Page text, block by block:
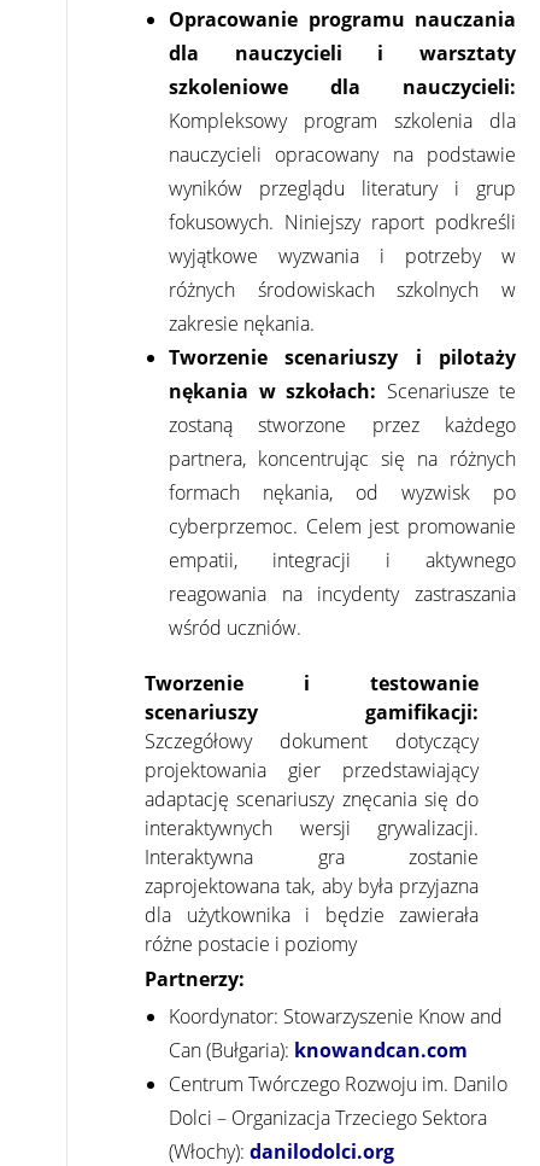
Opracowanie programu nauczania
dla nauczycieli i warsztaty
szkoleniowe dla nauczycieli:
Kompleksowy program szkolenia dla
nauczycieli opracowany na podstawie
wyników przeglądu literatury i grup
fokusowych. Niniejszy raport podkreśli
wyjątkowe wyzwania i potrzeby w
różnych środowiskach szkolnych w
zakresie nękania.
Tworzenie scenariuszy i pilotaży
nękania w szkołach: Scenariusze te
zostaną stworzone przez każdego
partnera, koncentrując się na różnych
formach nękania, od wyzwisk po
cyberprzemoc. Celem jest promowanie
empatii, integracji i aktywnego
reagowania na incydenty zastraszania
wśród uczniów.
Tworzenie i testowanie
scenariuszy gamifikacji:
Szczegółowy dokument dotyczący
projektowania gier przedstawiający
adaptację scenariuszy znęcania się do
interaktywnych wersji grywalizacji.
Interaktywna gra zostanie
zaprojektowana tak, aby była przyjazna
dla użytkownika i będzie zawierała
różne postacie i poziomy
Partnerzy:
Koordynator: Stowarzyszenie Know and
Can (Bułgaria): knowandcan.com
Centrum Twórczego Rozwoju im. Danilo
Dolci – Organizacja Trzeciego Sektora
(Włochy): danilodolci.org